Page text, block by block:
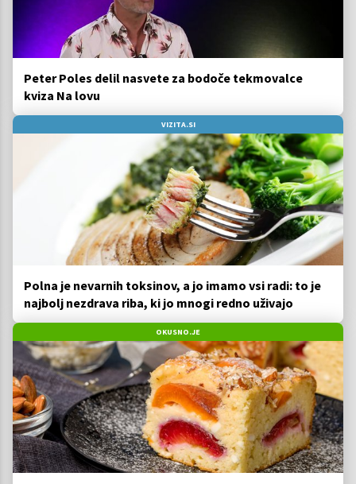
Peter Poles delil nasvete za bodoče tekmovalce
kviza Na lovu
VIZITA.SI
Polna je nevarnih toksinov, a jo imamo vsi radi: to je
najbolj nezdrava riba, ki jo mnogi redno uživajo
OKUSNO.JE